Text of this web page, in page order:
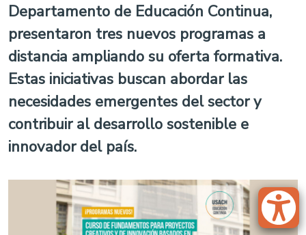
Departamento de Educación Continua,
presentaron tres nuevos programas a
distancia ampliando su oferta formativa.
Estas iniciativas buscan abordar las
necesidades emergentes del sector y
contribuir al desarrollo sostenible e
innovador del país.